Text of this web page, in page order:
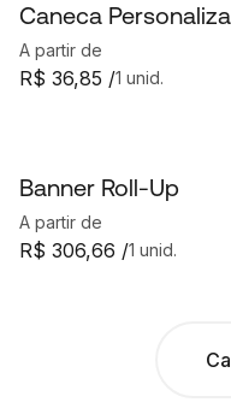
Caneca
A partir de
1 unid.
R$ 36,85 /
Banner Roll-Up
A partir de
1 unid.
R$ 306,66 /